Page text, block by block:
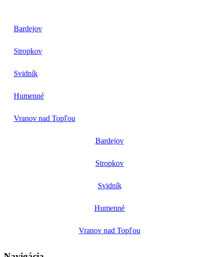
Bardejov
Stropkov
Svidník
Humenné
Vranov nad Topľou
Bardejov
Stropkov
Svidník
Humenné
Vranov nad Topľou